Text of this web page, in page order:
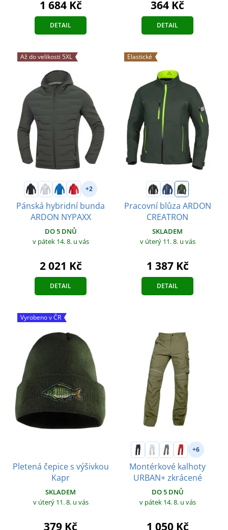
1 684 Kč
DETAIL
364 Kč
DETAIL
Až do velikosti 5XL
+2
Pánská hybridní bunda
ARDON NYPAXX
DO 5 DNŮ
v pátek 14. 8. u vás
2 021 Kč
DETAIL
Elastické
Pracovní blůza ARDON
CREATRON
SKLADEM
v úterý 11. 8. u vás
1 387 Kč
DETAIL
Vyrobeno v ČR
Pletená čepice s výšivkou
Kapr
SKLADEM
v úterý 11. 8. u vás
379 Kč
+6
Montérkové kalhoty
URBAN+ zkrácené
DO 5 DNŮ
v pátek 14. 8. u vás
1 050 Kč